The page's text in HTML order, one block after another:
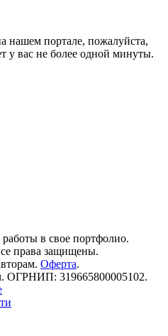
нашем портале, пожалуйста,
у вас не более одной минуты.
в свое портфолио.
права защищены.
Оферта.
ОГРНИП: 319665800005102.